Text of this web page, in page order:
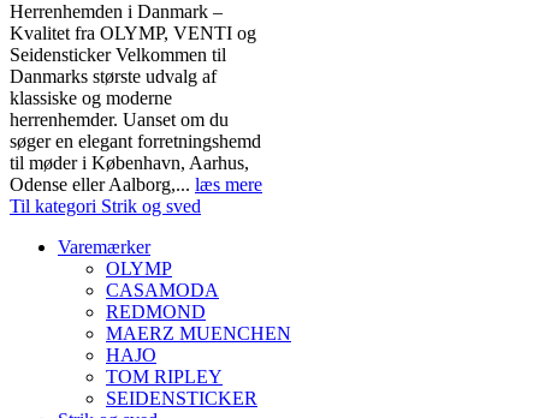
Herrenhemden i Danmark –
Kvalitet fra OLYMP, VENTI og
Seidensticker Velkommen til
Danmarks største udvalg af
klassiske og moderne
herrenhemder. Uanset om du
søger en elegant forretningshemd
til møder i København, Aarhus,
Odense eller Aalborg,... læs mere
Til kategori Strik og sved
Varemærker
OLYMP
CASAMODA
REDMOND
MAERZ MUENCHEN
HAJO
TOM RIPLEY
SEIDENSTICKER